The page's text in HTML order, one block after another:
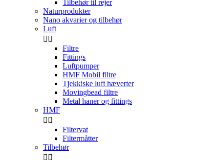
Tilbehør til rejer
Naturprodukter
Nano akvarier og tilbehør
Luft
 
Filtre
Fittings
Luftpumper
HMF Mobil filtre
Tjekkiske luft hæverter
Movingbead filtre
Metal haner og fittings
HMF
 
Filtervat
Filtermåtter
Tilbehør
 